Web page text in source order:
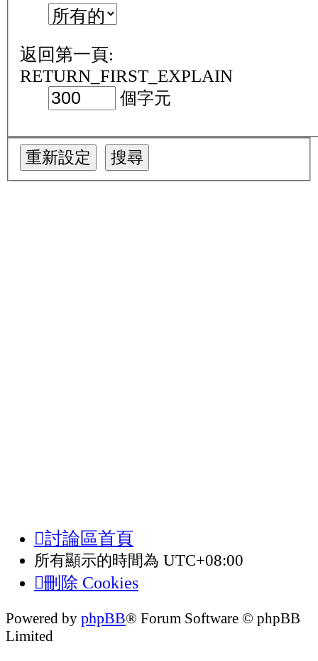
返回第一頁:
RETURN_FIRST_EXPLAIN
個字元
討論區首頁
所有顯示的時間為 UTC+08:00
刪除 Cookies
Powered by phpBB® Forum Software © phpBB
Limited